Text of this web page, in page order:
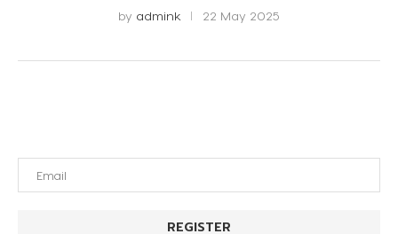
by admink 22 May 2025